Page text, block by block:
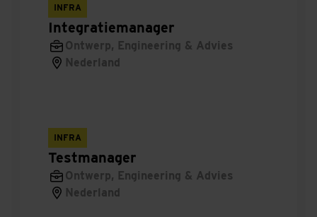
Bouwcoördinator Backoffice
Ontwerper GWW
Stage uitvoering asfaltset
Onderhoudsmonteur Pompsystemen
Specialist Kranen en Liften
Integratiemanager
Ontwerp, Engineering & Advies
Nederland
INFRA
Testmanager
Ontwerp, Engineering & Advies
Nederland
INFRA